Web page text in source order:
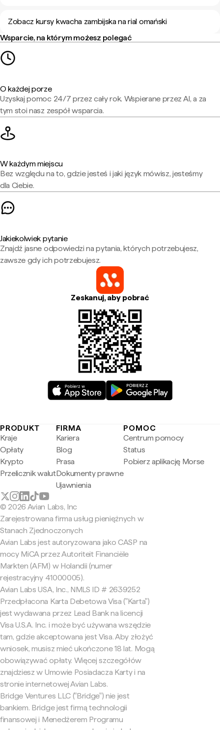
Zobacz kursy kwacha zambijska na rial omański
Wsparcie, na którym możesz polegać
O każdej porze
Uzyskaj pomoc 24/7 przez cały rok. Wspierane przez AI, a za
tym stoi nasz zespół wsparcia.
W każdym miejscu
Bez względu na to, gdzie jesteś i jaki język mówisz, jesteśmy
dla Ciebie.
Jakiekolwiek pytanie
Znajdź jasne odpowiedzi na pytania, których potrzebujesz,
zawsze gdy ich potrzebujesz.
Zeskanuj, aby pobrać
PRODUKT
Kraje
Opłaty
Krypto
Przelicznik walut
FIRMA
Kariera
Blog
Prasa
Dokumenty prawne
Ujawnienia
POMOC
Centrum pomocy
Status
Pobierz aplikację Morse
© 2026 Avian Labs, Inc
Zarejestrowana firma usług pieniężnych w
Stanach Zjednoczonych
Avian Labs jest autoryzowana jako CASP na
mocy MiCA przez Autoriteit Financiële
Markten (AFM) w Holandii (numer
rejestracyjny 41000005).
Avian Labs USA, Inc., NMLS ID # 2639252
Przedpłacona Karta Debetowa Visa ("Karta")
jest wydawana przez Lead Bank na licencji
Visa U.S.A. Inc. i może być używana wszędzie
tam, gdzie akceptowana jest Visa. Aby złożyć
wniosek, musisz mieć ukończone 18 lat. Mogą
obowiązywać opłaty. Więcej szczegółów
znajdziesz w Umowie Posiadacza Karty i na
stronie internetowej Avian Labs.
Bridge Ventures LLC ("Bridge") nie jest
bankiem. Bridge jest firmą technologii
finansowej i Menedżerem Programu